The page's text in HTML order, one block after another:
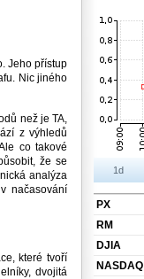
Jeho přístup
Nic jiného
než je TA,
z výhledů
co takové
že se
analýza
načasování
které tvoří
dvojitá
1d
PX
RM
DJIA
NASDAQ